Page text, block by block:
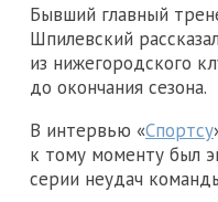
Бывший главный
Шпилевский
из нижегородского
до окончания сезона.
В интервью «Спортсу
к тому моменту был
серии неудач